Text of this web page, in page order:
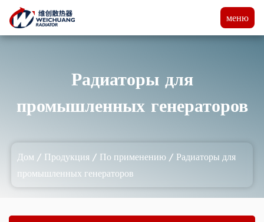
меню
Радиаторы для
промышленных генераторов
Дом / Продукция / По применению / Радиаторы для
промышленных генераторов